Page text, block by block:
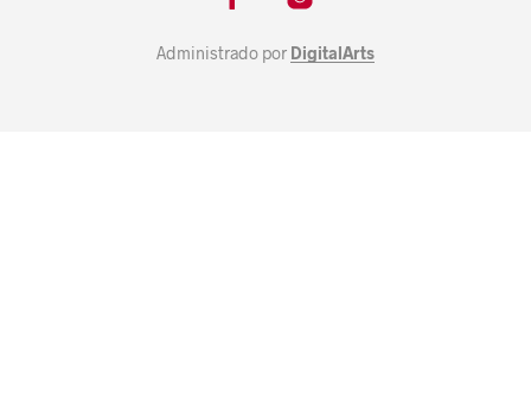
Administrado por DigitalArts